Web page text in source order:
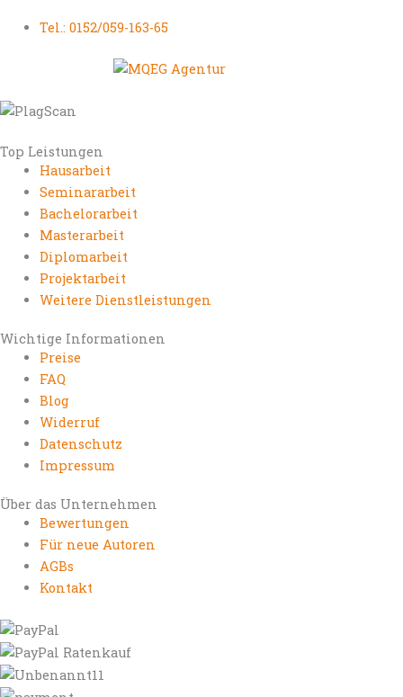
Tel.: 0152/059-163-65
Top Leistungen
Hausarbeit
Seminararbeit
Bachelorarbeit
Masterarbeit
Diplomarbeit
Projektarbeit
Weitere Dienstleistungen
Wichtige Informationen
Preise
FAQ
Blog
Widerruf
Datenschutz
Impressum
Über das Unternehmen
Bewertungen
Für neue Autoren
AGBs
Kontakt